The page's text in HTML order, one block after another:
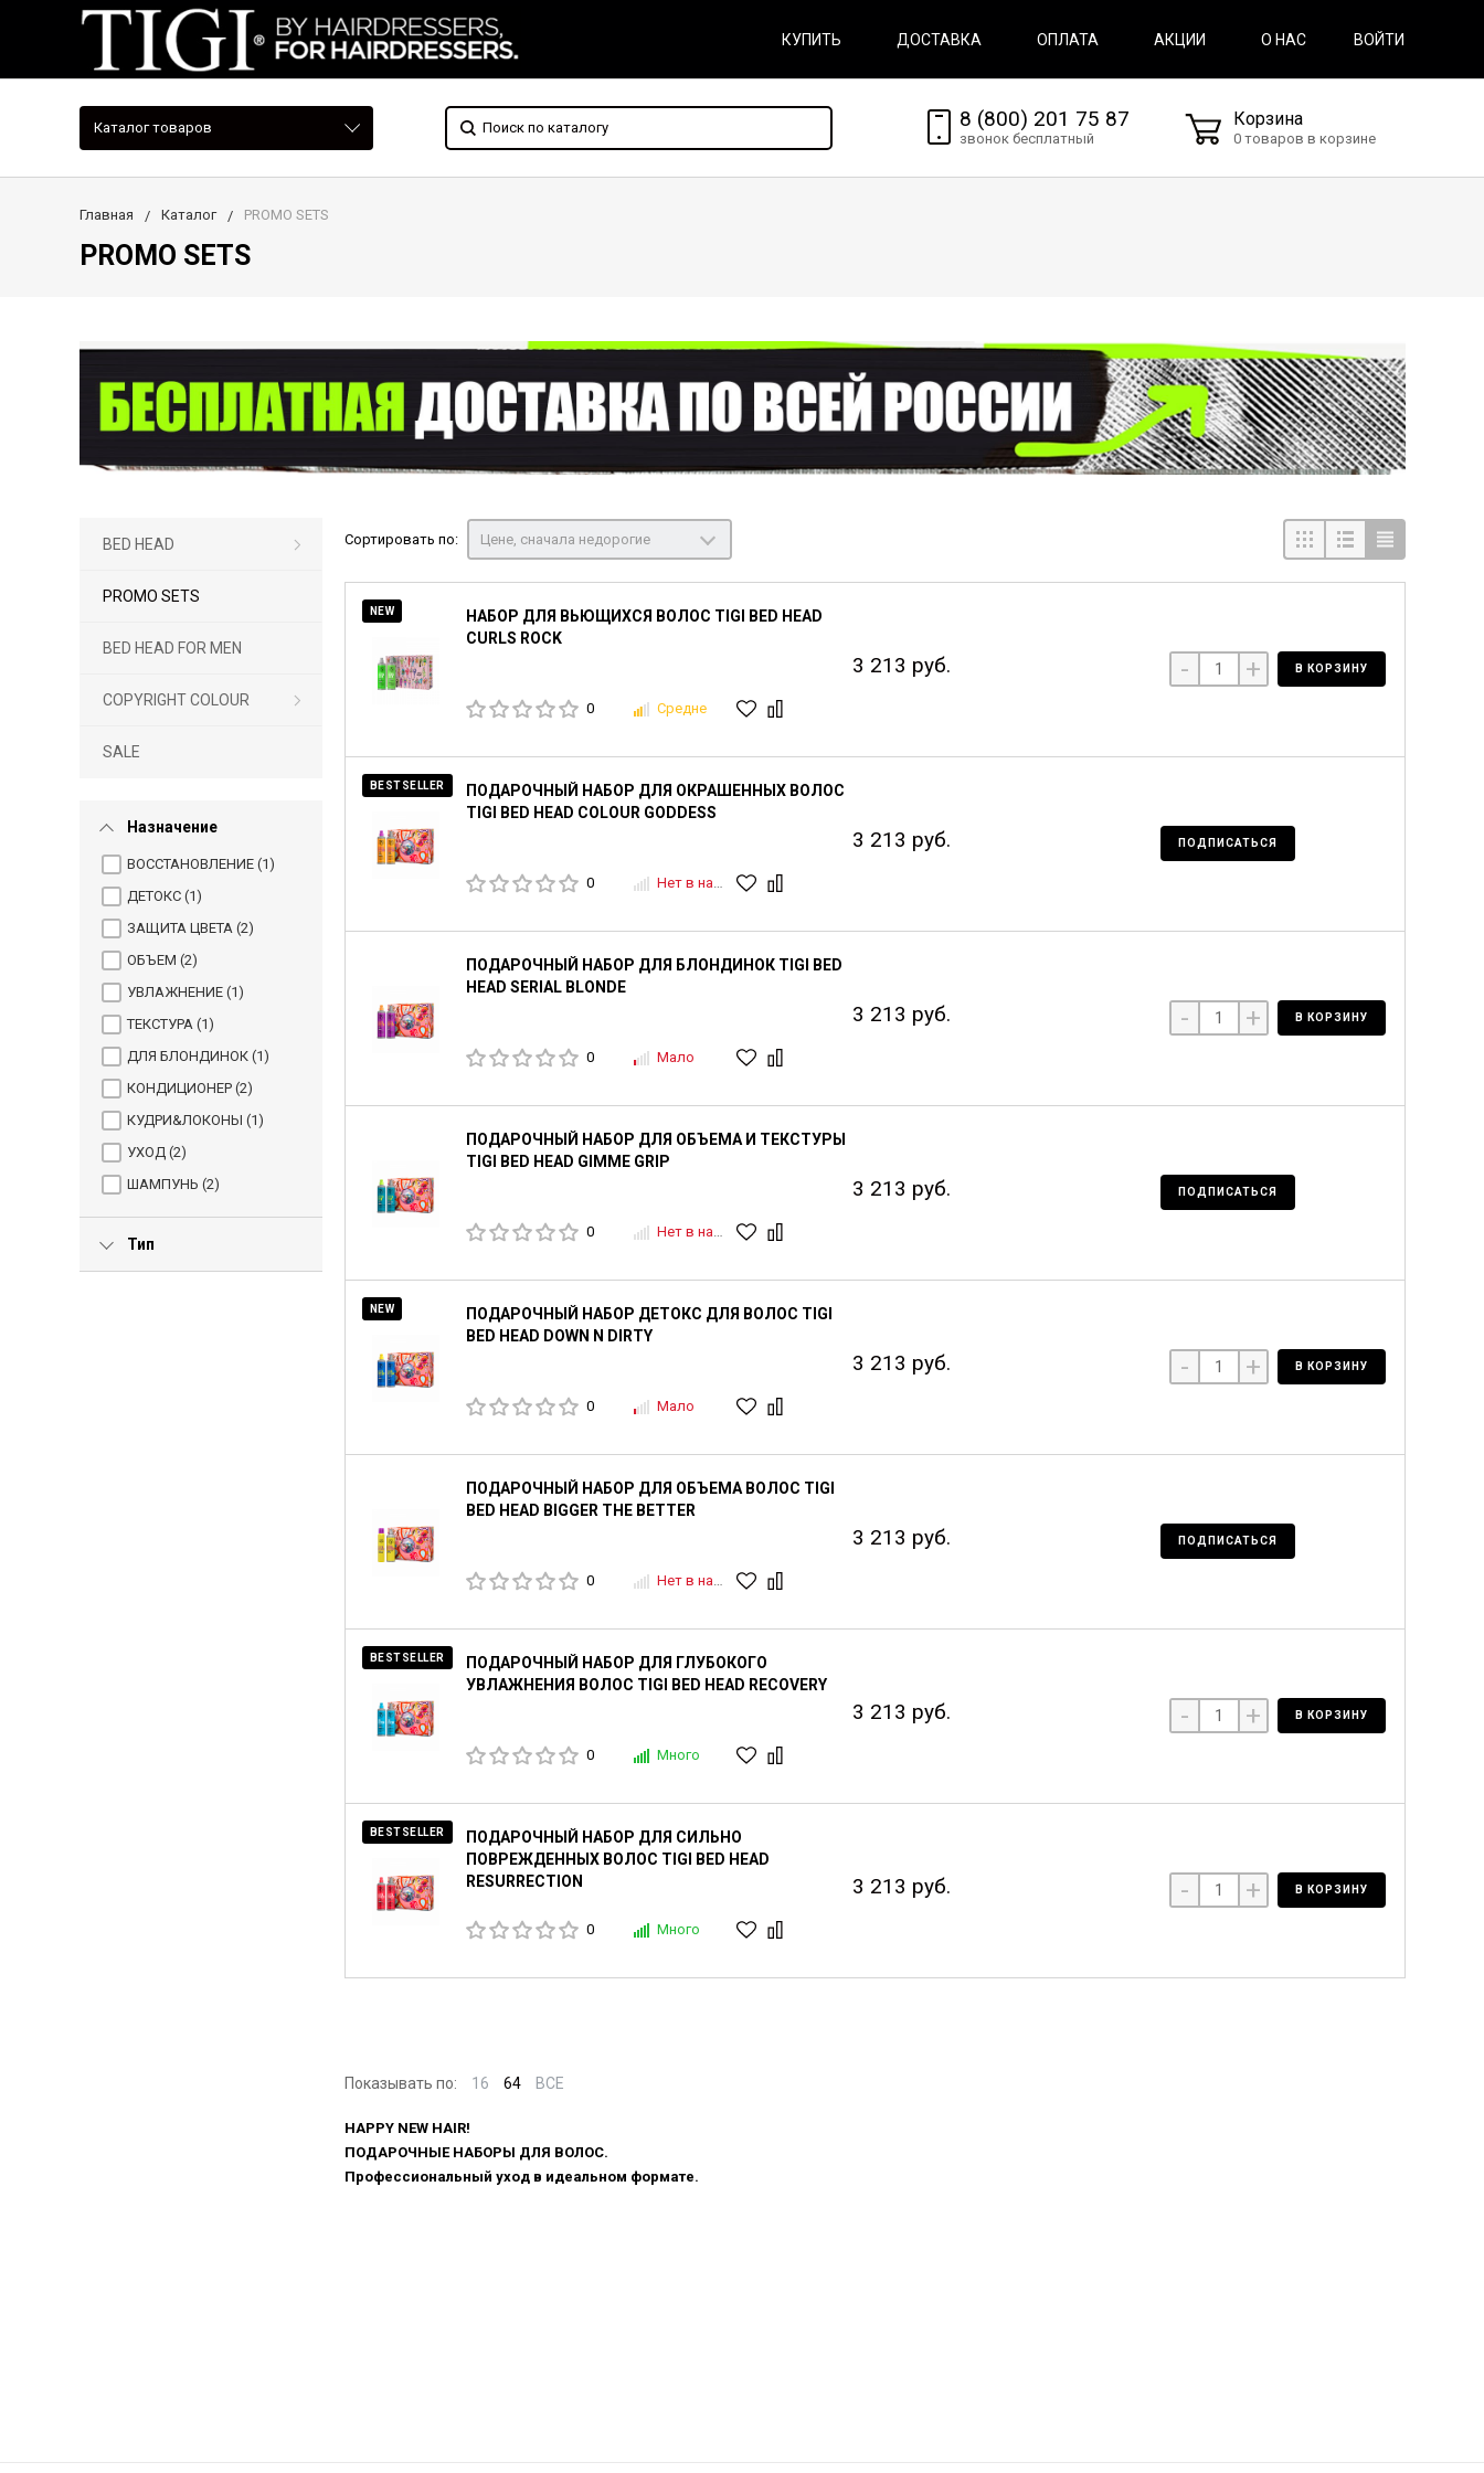
КУПИТЬ ДОСТАВКА ОПЛАТА АКЦИИ О НАС ВОЙТИ
Каталог товаров 8 (800) 201 75 87
звонок бесплатный
Корзина
0 товаров в корзине
Главная Каталог PROMO SETS
PROMO SETS
BED HEAD
PROMO SETS
BED HEAD FOR MEN
COPYRIGHT COLOUR
SALE
Назначение
ВОССТАНОВЛЕНИЕ (1)
ДЕТОКС (1)
ЗАЩИТА ЦВЕТА (2)
ОБЪЕМ (2)
УВЛАЖНЕНИЕ (1)
ТЕКСТУРА (1)
ДЛЯ БЛОНДИНОК (1)
КОНДИЦИОНЕР (2)
КУДРИ&ЛОКОНЫ (1)
УХОД (2)
ШАМПУНЬ (2)
Тип
Сортировать по: Цене, сначала недорогие
NEW
НАБОР ДЛЯ ВЬЮЩИХСЯ ВОЛОС TIGI BED HEAD
CURLS ROCK
0 Средне
3 213 руб. - + В КОРЗИНУ
BESTSELLER
ПОДАРОЧНЫЙ НАБОР ДЛЯ ОКРАШЕННЫХ ВОЛОС
TIGI BED HEAD COLOUR GODDESS
0 Нет в наличии
3 213 руб. ПОДПИСАТЬСЯ
ПОДАРОЧНЫЙ НАБОР ДЛЯ БЛОНДИНОК TIGI BED
HEAD SERIAL BLONDE
0 Мало
3 213 руб. - + В КОРЗИНУ
ПОДАРОЧНЫЙ НАБОР ДЛЯ ОБЪЕМА И ТЕКСТУРЫ
TIGI BED HEAD GIMME GRIP
0 Нет в наличии
3 213 руб. ПОДПИСАТЬСЯ
NEW
ПОДАРОЧНЫЙ НАБОР ДЕТОКС ДЛЯ ВОЛОС TIGI
BED HEAD DOWN N DIRTY
0 Мало
3 213 руб. - + В КОРЗИНУ
ПОДАРОЧНЫЙ НАБОР ДЛЯ ОБЪЕМА ВОЛОС TIGI
BED HEAD BIGGER THE BETTER
0 Нет в наличии
3 213 руб. ПОДПИСАТЬСЯ
BESTSELLER
ПОДАРОЧНЫЙ НАБОР ДЛЯ ГЛУБОКОГО
УВЛАЖНЕНИЯ ВОЛОС TIGI BED HEAD RECOVERY
0 Много
3 213 руб. - + В КОРЗИНУ
BESTSELLER
ПОДАРОЧНЫЙ НАБОР ДЛЯ СИЛЬНО
ПОВРЕЖДЕННЫХ ВОЛОС TIGI BED HEAD
RESURRECTION
0 Много
3 213 руб. - + В КОРЗИНУ
Показывать по: 16 64 ВСЕ
HAPPY NEW HAIR!
ПОДАРОЧНЫЕ НАБОРЫ ДЛЯ ВОЛОС.
Профессиональный уход в идеальном формате.